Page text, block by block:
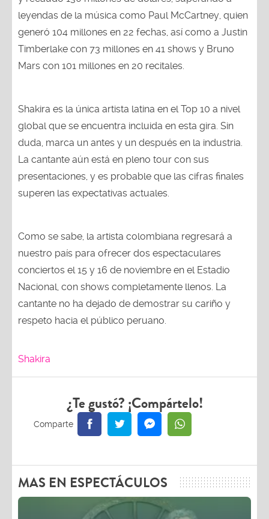
leyendas de la música como Paul McCartney, quien
generó 104 millones en 22 fechas, así como a Justin
Timberlake con 73 millones en 41 shows y Bruno
Mars con 101 millones en 20 recitales.
Shakira es la única artista latina en el Top 10 a nivel
global que se encuentra incluida en esta gira. Sin
duda, marca un antes y un después en la industria.
La cantante aún está en pleno tour con sus
presentaciones, y es probable que las cifras finales
superen las expectativas actuales.
Como se sabe, la artista colombiana regresará a
nuestro país para ofrecer dos espectaculares
conciertos el 15 y 16 de noviembre en el Estadio
Nacional, con shows completamente llenos. La
cantante no ha dejado de demostrar su cariño y
respeto hacia el público peruano.
Shakira
¿Te gustó? ¡Compártelo!
MAS EN ESPECTÁCULOS